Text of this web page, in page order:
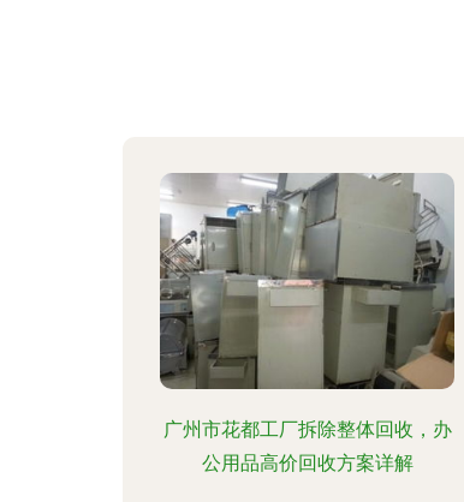
广州市花都工厂拆除整体回收，办
公用品高价回收方案详解